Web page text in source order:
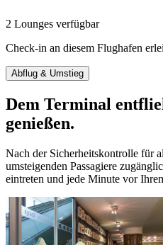
2 Lounges verfügbar
Check-in an diesem Flughafen
Abflug & Umstieg
Dem Terminal
genießen.
Nach der Sicherheitskontrolle für
umsteigenden Passagiere
eintreten und jede Minute vor